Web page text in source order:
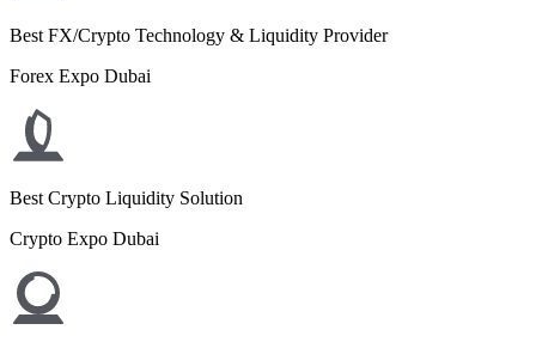
Best FX/Crypto Technology & Liquidity Provider
Forex Expo Dubai
Best Crypto Liquidity Solution
Crypto Expo Dubai